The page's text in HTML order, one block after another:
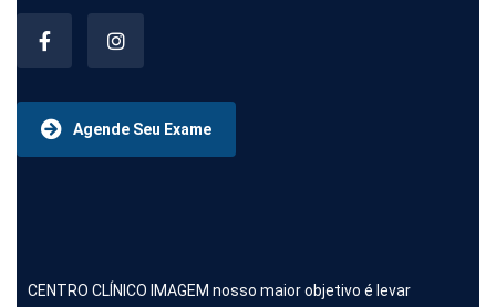
Agende Seu Exame
CENTRO CLÍNICO IMAGEM nosso maior objetivo é levar